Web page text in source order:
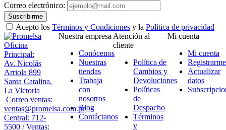
Correo electrónico:
Suscribirme
Acepto los Términos y Condiciones y la Política de privacidad
Oficina
Principal:
Av. Nicolás
Arriola 899
Santa Catalina,
La Victoria
Correo ventas:
ventas@promelsa.com.pe
Central: 712-
5500 / Ventas:
Nuestra empresa
Conócenos
Nuestras
tiendas
Trabaja
con
nosotros
Blog
Contáctanos
Atención al
cliente
Política de
Cambios y
Devoluciones
Políticas
de
Despacho
Términos
y
Mi cuenta
Mi cuenta
Registrarme
Actualizar
datos